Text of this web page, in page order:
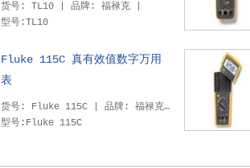
货号: TL10 | 品牌: 福禄克 |
型号:TL10
Fluke 115C 真有效值数字万用
表
货号: Fluke 115C | 品牌: 福禄克 |
型号:Fluke 115C